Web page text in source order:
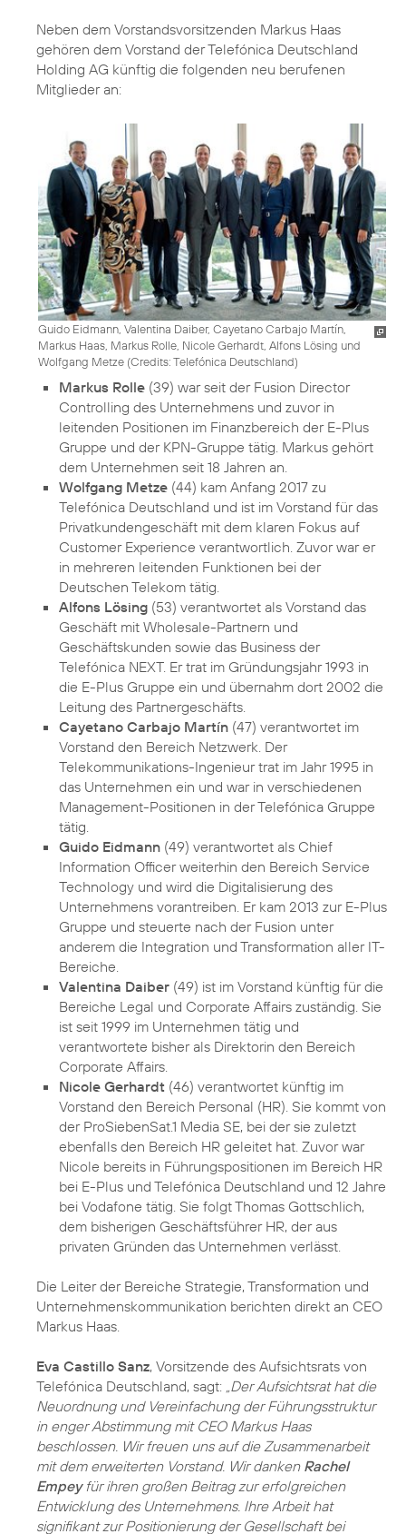
Neben dem Vorstandsvorsitzenden Markus Haas
gehören dem Vorstand der Telefónica Deutschland
Holding AG künftig die folgenden neu berufenen
Mitglieder an:
Guido Eidmann, Valentina Daiber, Cayetano Carbajo Martín,
Markus Haas, Markus Rolle, Nicole Gerhardt, Alfons Lösing und
Wolfgang Metze (Credits: Telefónica Deutschland)
Markus Rolle (39) war seit der Fusion Director
Controlling des Unternehmens und zuvor in
leitenden Positionen im Finanzbereich der E-Plus
Gruppe und der KPN-Gruppe tätig. Markus gehört
dem Unternehmen seit 18 Jahren an.
Wolfgang Metze (44) kam Anfang 2017 zu
Telefónica Deutschland und ist im Vorstand für das
Privatkundengeschäft mit dem klaren Fokus auf
Customer Experience verantwortlich. Zuvor war er
in mehreren leitenden Funktionen bei der
Deutschen Telekom tätig.
Alfons Lösing (53) verantwortet als Vorstand das
Geschäft mit Wholesale-Partnern und
Geschäftskunden sowie das Business der
Telefónica NEXT. Er trat im Gründungsjahr 1993 in
die E-Plus Gruppe ein und übernahm dort 2002 die
Leitung des Partnergeschäfts.
Cayetano Carbajo Martín (47) verantwortet im
Vorstand den Bereich Netzwerk. Der
Telekommunikations-Ingenieur trat im Jahr 1995 in
das Unternehmen ein und war in verschiedenen
Management-Positionen in der Telefónica Gruppe
tätig.
Guido Eidmann (49) verantwortet als Chief
Information Officer weiterhin den Bereich Service
Technology und wird die Digitalisierung des
Unternehmens vorantreiben. Er kam 2013 zur E-Plus
Gruppe und steuerte nach der Fusion unter
anderem die Integration und Transformation aller IT-
Bereiche.
Valentina Daiber (49) ist im Vorstand künftig für die
Bereiche Legal und Corporate Affairs zuständig. Sie
ist seit 1999 im Unternehmen tätig und
verantwortete bisher als Direktorin den Bereich
Corporate Affairs.
Nicole Gerhardt (46) verantwortet künftig im
Vorstand den Bereich Personal (HR). Sie kommt von
der ProSiebenSat.1 Media SE, bei der sie zuletzt
ebenfalls den Bereich HR geleitet hat. Zuvor war
Nicole bereits in Führungspositionen im Bereich HR
bei E-Plus und Telefónica Deutschland und 12 Jahre
bei Vodafone tätig. Sie folgt Thomas Gottschlich,
dem bisherigen Geschäftsführer HR, der aus
privaten Gründen das Unternehmen verlässt.
Die Leiter der Bereiche Strategie, Transformation und
Unternehmenskommunikation berichten direkt an CEO
Markus Haas.
Eva Castillo Sanz, Vorsitzende des Aufsichtsrats von
Telefónica Deutschland, sagt: „Der Aufsichtsrat hat die
Neuordnung und Vereinfachung der Führungsstruktur
in enger Abstimmung mit CEO Markus Haas
beschlossen. Wir freuen uns auf die Zusammenarbeit
mit dem erweiterten Vorstand. Wir danken Rachel
Empeyfür ihren großen Beitrag zur erfolgreichen
Entwicklung des Unternehmens. Ihre Arbeit hat
signifikant zur Positionierung der Gesellschaft bei